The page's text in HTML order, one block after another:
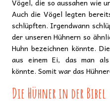
Auch die Vögel legten
schlüpften. Irgendwann
der unseren Hühnern so
Huhn bezeichnen könnte.
aus einem Ei, das man
könnte. Somit war das
Die Hühner in der Bibel